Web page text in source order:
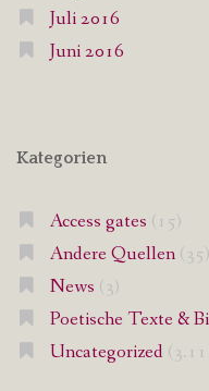
Juli 2016
Juni 2016
Kategorien
Access gates (15)
Andere Quellen(35)
News (3)
Poetische Texte &
Uncategorized